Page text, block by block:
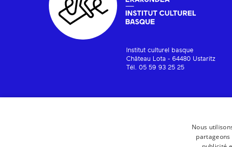
Institut culturel basque
Château Lota - 64480 Ustaritz
Tél. 05 59 93 25 25
Nous